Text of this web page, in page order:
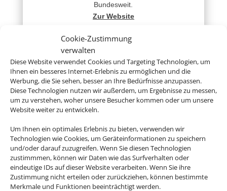
Cookie-Zustimmung
verwalten
Diese Website verwendet Cookies und Targeting Technologien, um
Ihnen ein besseres Internet-Erlebnis zu ermöglichen und die
Werbung, die Sie sehen, besser an Ihre Bedürfnisse anzupassen.
Diese Technologien nutzen wir außerdem, um Ergebnisse zu messen,
um zu verstehen, woher unsere Besucher kommen oder um unsere
Website weiter zu entwickeln.
Um Ihnen ein optimales Erlebnis zu bieten, verwenden wir
Technologien wie Cookies, um Geräteinformationen zu speichern
und/oder darauf zuzugreifen. Wenn Sie diesen Technologien
zustimmmen, können wir Daten wie das Surfverhalten oder
eindeutige IDs auf dieser Website verarbeiten. Wenn Sie ihre
Zustimmung nicht erteilen oder zurückziehen, können bestimmte
Merkmale und Funktionen beeinträchtigt werden.
Bundesweit.
Zur Website
Reisemedizin
Hier erhalten Sie kompetente
Ferienziel.
Zur Website